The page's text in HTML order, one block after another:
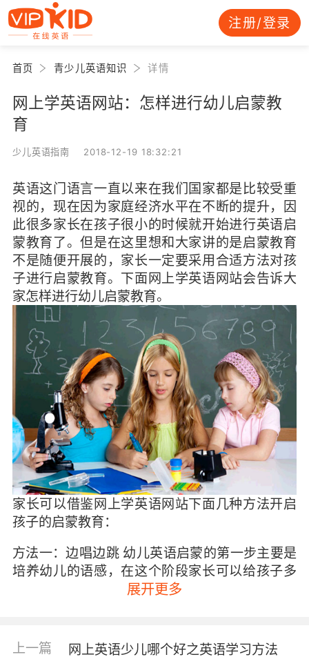
注册/登录
首页 青少儿英语知识 详情
网上学英语网站：怎样进行幼儿启蒙教
育
少儿英语指南 2018-12-19 18:32:21
英语这门语言一直以来在我们国家都是比较受重
视的，现在因为家庭经济水平在不断的提升，因
此很多家长在孩子很小的时候就开始进行英语启
蒙教育了。但是在这里想和大家讲的是启蒙教育
不是随便开展的，家长一定要采用合适方法对孩
子进行启蒙教育。下面网上学英语网站会告诉大
家怎样进行幼儿启蒙教育。
家长可以借鉴网上学英语网站下面几种方法开启
孩子的启蒙教育：
方法一：边唱边跳 幼儿英语启蒙的第一步主要是
培养幼儿的语感，在这个阶段家长可以给孩子多
听一些英文儿歌童谣。家长在选择儿歌时最好可
境中学会英语。
展开更多
上一篇 网上英语少儿哪个好之英语学习方法